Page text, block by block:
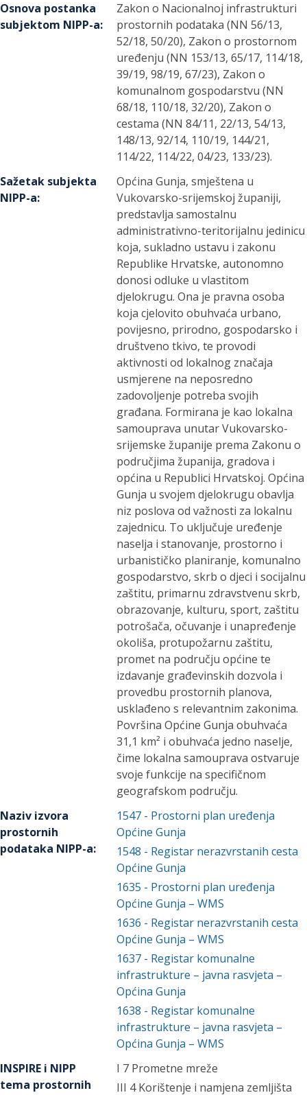
Osnova postanka
subjektom NIPP-a:
Zakon o Nacionalnoj infrastrukturi
prostornih podataka (NN 56/13,
52/18, 50/20), Zakon o prostornom
uređenju (NN 153/13, 65/17, 114/18,
39/19, 98/19, 67/23), Zakon o
komunalnom gospodarstvu (NN
68/18, 110/18, 32/20), Zakon o
cestama (NN 84/11, 22/13, 54/13,
148/13, 92/14, 110/19, 144/21,
114/22, 114/22, 04/23, 133/23).
Sažetak subjekta
NIPP-a:
Općina Gunja, smještena u
Vukovarsko-srijemskoj županiji,
predstavlja samostalnu
administrativno-teritorijalnu jedinicu
koja, sukladno ustavu i zakonu
Republike Hrvatske, autonomno
donosi odluke u vlastitom
djelokrugu. Ona je pravna osoba
koja cjelovito obuhvaća urbano,
povijesno, prirodno, gospodarsko i
društveno tkivo, te provodi
aktivnosti od lokalnog značaja
usmjerene na neposredno
zadovoljenje potreba svojih
građana. Formirana je kao lokalna
samouprava unutar Vukovarsko-
srijemske županije prema Zakonu o
područjima županija, gradova i
općina u Republici Hrvatskoj. Općina
Gunja u svojem djelokrugu obavlja
niz poslova od važnosti za lokalnu
zajednicu. To uključuje uređenje
naselja i stanovanje, prostorno i
urbanističko planiranje, komunalno
gospodarstvo, skrb o djeci i socijalnu
zaštitu, primarnu zdravstvenu skrb,
obrazovanje, kulturu, sport, zaštitu
potrošača, očuvanje i unapređenje
okoliša, protupožarnu zaštitu,
promet na području općine te
izdavanje građevinskih dozvola i
provedbu prostornih planova,
usklađeno s relevantnim zakonima.
Površina Općine Gunja obuhvaća
31,1 km² i obuhvaća jedno naselje,
čime lokalna samouprava ostvaruje
svoje funkcije na specifičnom
geografskom području.
Naziv izvora
prostornih
podataka NIPP-a:
1547 - Prostorni plan uređenja
Općine Gunja
1548 - Registar nerazvrstanih cesta
Općine Gunja
1635 - Prostorni plan uređenja
Općine Gunja – WMS
1636 - Registar nerazvrstanih cesta
Općine Gunja – WMS
1637 - Registar komunalne
infrastrukture – javna rasvjeta –
Općina Gunja
1638 - Registar komunalne
infrastrukture – javna rasvjeta –
Općina Gunja – WMS
INSPIRE i NIPP
tema prostornih
I 7 Prometne mreže
III 4 Korištenje i namjena zemljišta